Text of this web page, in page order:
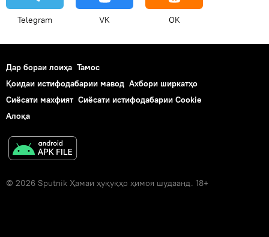
Telegram VK OK
Дар бораи лоиҳа Тамос
Қоидаи истифодабарии мавод Ахбори ширкатҳо
Сиёсати махфият Сиёсати истифодабарии Cookie
Алоқа
© 2026 Sputnik Ҳамаи ҳуқуқҳо ҳимоя шудаанд. 18+